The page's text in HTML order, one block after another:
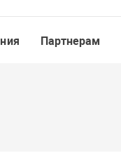
Партнерам